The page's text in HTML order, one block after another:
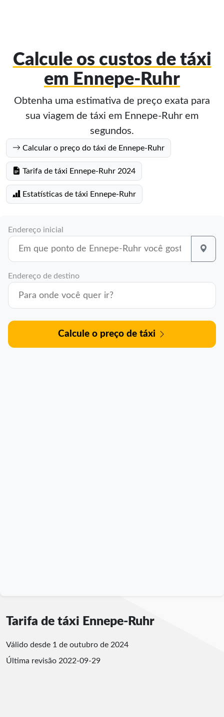
Calcule os custos de táxi
em Ennepe-Ruhr
Obtenha uma estimativa de preço exata para
sua viagem de táxi em Ennepe-Ruhr em
segundos.
Calcular o preço do táxi de Ennepe-Ruhr
Tarifa de táxi Ennepe-Ruhr 2024
Estatísticas de táxi Ennepe-Ruhr
Endereço inicial
Endereço de destino
Calcule o preço de táxi
Tarifa de táxi Ennepe-Ruhr
Válido desde 1 de outubro de 2024
Última revisão 2022-09-29